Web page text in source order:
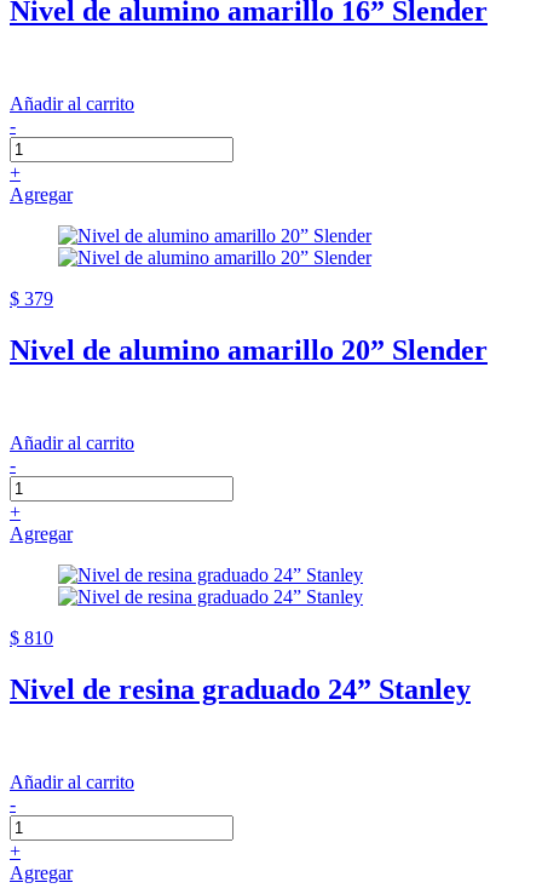
Nivel de alumino amarillo 16” Slender
Añadir al carrito
-
+
Agregar
$ 379
Nivel de alumino amarillo 20” Slender
Añadir al carrito
-
+
Agregar
$ 810
Nivel de resina graduado 24” Stanley
Añadir al carrito
-
+
Agregar